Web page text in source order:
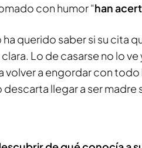
con humor “han
querido saber si su cita
Lo de casarse no lo
volver a engordar con
llegar a ser madre